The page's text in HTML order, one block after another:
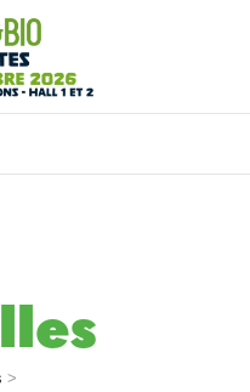
& BIO
NANTES :
BIEN-ÊTRE
SAIN
>